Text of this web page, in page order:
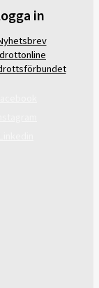
in